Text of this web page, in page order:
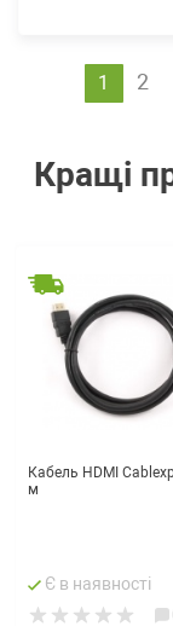
1 2
Кращі
Кабель HDMI
м
Є в наявності